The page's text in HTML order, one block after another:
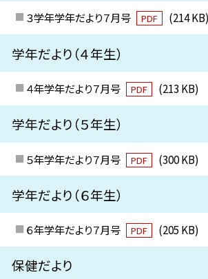
３学年学年だより７月号 PDF (214 KB)
学年だより（４年生）
４年学年だより７月号 PDF (213 KB)
学年だより（５年生）
５年学年だより７月号 PDF (300 KB)
学年だより（６年生）
６年学年だより７月号 PDF (205 KB)
保健だより